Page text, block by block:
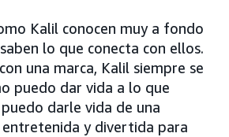
Kalil conocen muy a fondo
lo que conecta con ellos.
una marca, Kalil siempre se
puedo dar vida a lo que
darle vida de una
entretenida y divertida para